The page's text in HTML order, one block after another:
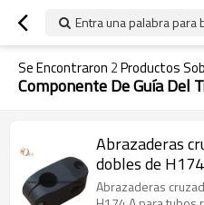
Entra una palabra para
Se Encontraron 2Productos
Componente De Guía Del
Abrazaderas
dobles de
Abrazaderas